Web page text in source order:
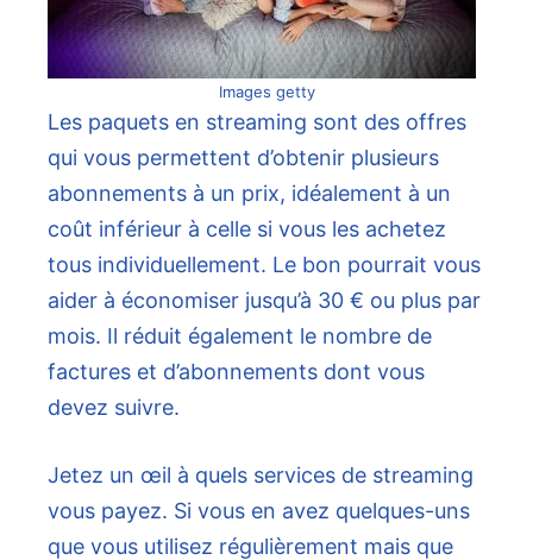
Images getty
Les paquets en streaming sont des offres
qui vous permettent d’obtenir plusieurs
abonnements à un prix, idéalement à un
coût inférieur à celle si vous les achetez
tous individuellement. Le bon pourrait vous
aider à économiser jusqu’à 30 € ou plus par
mois. Il réduit également le nombre de
factures et d’abonnements dont vous
devez suivre.
Jetez un œil à quels services de streaming
vous payez. Si vous en avez quelques-uns
que vous utilisez régulièrement mais que